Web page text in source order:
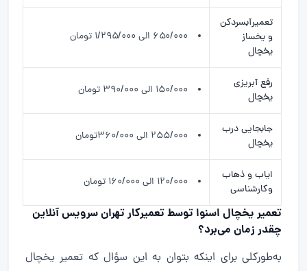
تعمیرآبسردکن
و یخساز
یخچال
۶۵۰/۰۰۰ الی ۱/۲۹۵/۰۰۰ تومان
رفع آبریزی
یخچال
۱۵۰/۰۰۰ الی ۳۹۰/۰۰۰ تومان
جابجایی درب
یخچال
۲۵۵/۰۰۰ الی ۳۶۰/۰۰۰تومان
ایاب و ذهاب
وکارشناسی
۱۲۰/۰۰۰ الی ۱۶۰/۰۰۰ تومان
تعمیر یخچال اسنوا توسط تعمیرکار تهران سرویس آنلاین
چقدر زمان می‌برد؟
به‌طورکلی برای اینکه بتوان به این سؤال که تعمیر یخچال